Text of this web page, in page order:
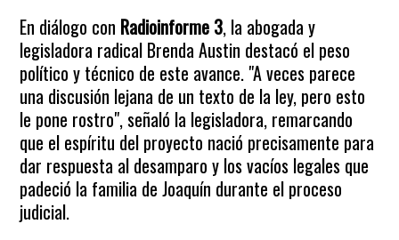
En diálogo con Radioinforme 3, la abogada y
legisladora radical Brenda Austin destacó el peso
político y técnico de este avance. "A veces parece
una discusión lejana de un texto de la ley, pero esto
le pone rostro", señaló la legisladora, remarcando
que el espíritu del proyecto nació precisamente para
dar respuesta al desamparo y los vacíos legales que
padeció la familia de Joaquín durante el proceso
judicial.